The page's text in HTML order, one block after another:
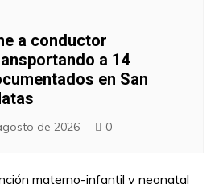
a conductor
a 14
en San
de 2026 0